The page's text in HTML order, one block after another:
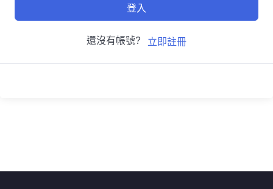
登入
還沒有帳號? 立即註冊